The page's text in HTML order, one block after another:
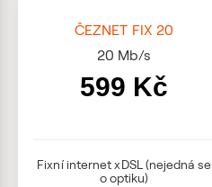
ČEZNET FIX 20
20 Mb/s
599 Kč
Fixní internet xDSL (nejedná se
o optiku)